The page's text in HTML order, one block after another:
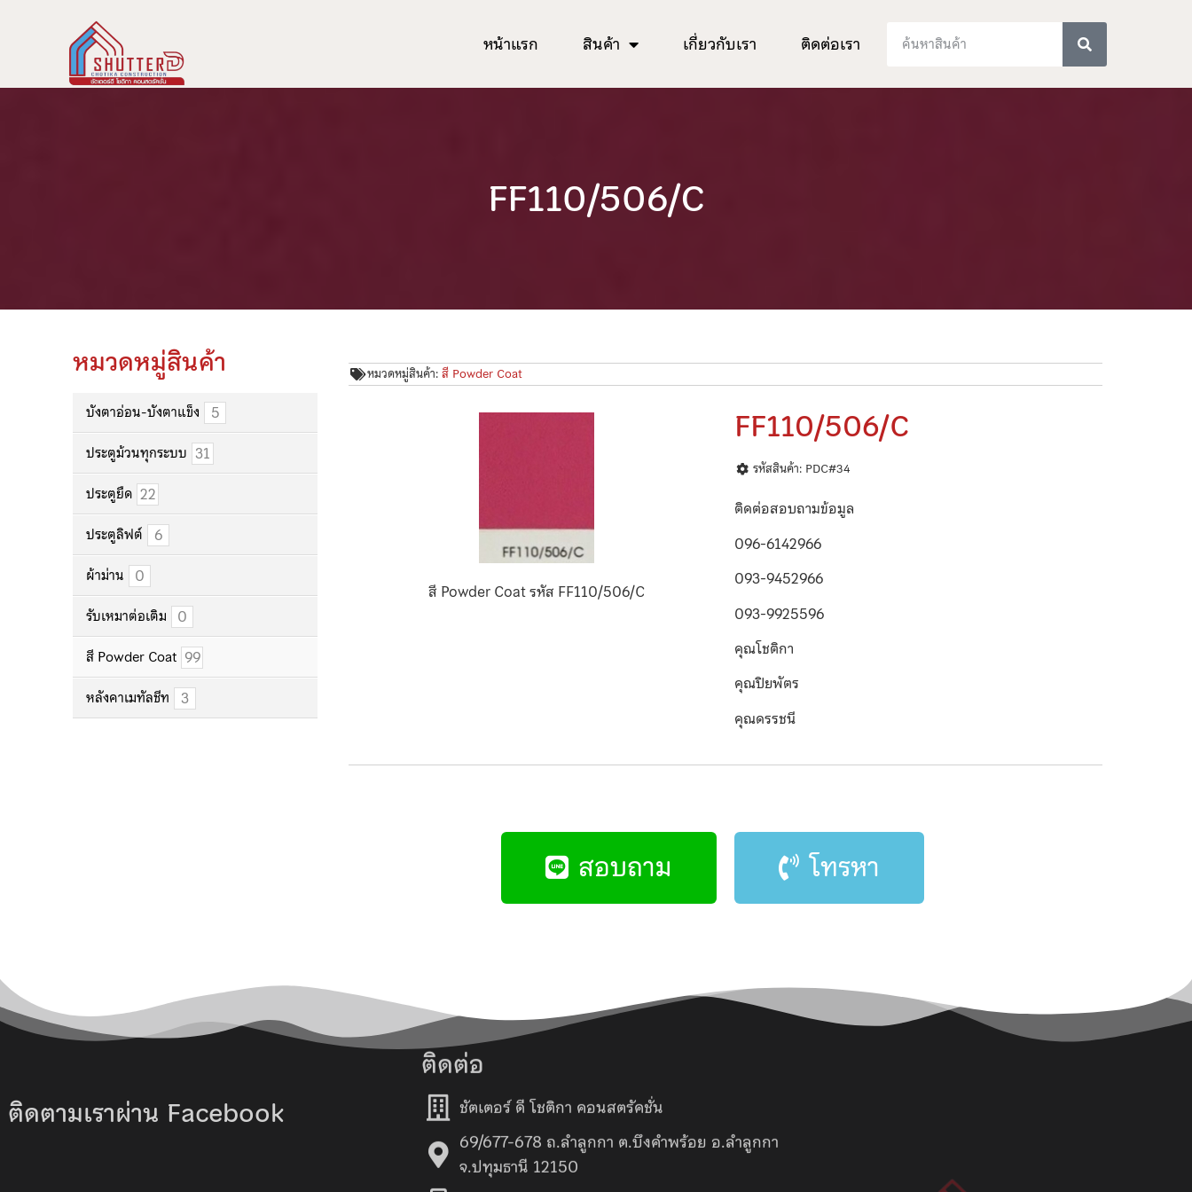
หน้าแรก สินค้า เกี่ยวกับเรา ติดต่อเรา
FF110/506/C
หมวดหมู่สินค้า
บังตาอ่อน-บังตาแข็ง 5
ประตูม้วนทุกระบบ 31
ประตูยืด 22
ประตูลิฟต์ 6
ผ้าม่าน 0
รับเหมาต่อเติม 0
สี Powder Coat 99
หลังคาเมทัลชีท 3
หมวดหมู่สินค้า:สี Powder Coat
สี Powder Coat รหัส FF110/506/C
FF110/506/C
รหัสสินค้า: PDC#34
ติดต่อสอบถามข้อมูล
096-6142966
093-9452966
093-9925596
คุณโชติกา
คุณปิยพัตร
คุณดรรชนี
สอบถาม โทรหา
ติดตามเราผ่าน Facebook
ติดต่อ
ชัตเตอร์ ดี โชติกา คอนสตรัคชั่น
69/677-678 ถ.ลำลูกกา ต.บึงคำพร้อย อ.ลำลูกกา
จ.ปทุมธานี 12150